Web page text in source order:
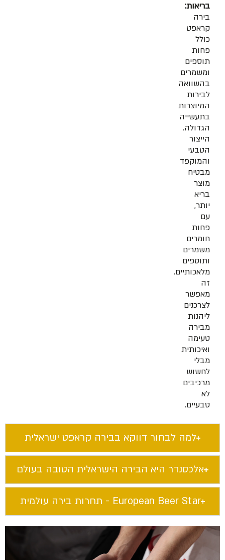
בריאות:
בירה
קראפט
כולל
פחות
תוספים
ומשמרים
בהשוואה
לבירות
המיוצרות
בתעשייה
הגדולה.
הייצור
הטבעי
והמוקפד
מבטיח
מוצר
בריא
יותר,
עם
פחות
חומרים
משמרים
ותוספים
מלאכותיים.
זה
מאפשר
לצרכנים
ליהנות
מבירה
טעימה
ואיכותית
מבלי
לחשוש
מרכיבים
לא
טבעיים.
למה לבחור דווקא בבירה קראפט ישראלית​
אלכסנדר היא הבירה הישראלית הטובה בעולם​
European Beer Star​ - תחרות בירה עולמית